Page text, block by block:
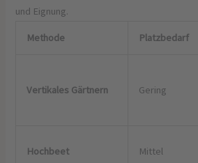
und Eignung.
Methode Platzbedarf
Vertikales Gärtnern Gering
Hochbeet Mittel